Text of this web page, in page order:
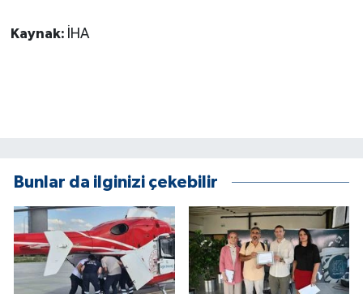
Kaynak: İHA
Bunlar da ilginizi çekebilir
ÜLKE GÜNDEMİ